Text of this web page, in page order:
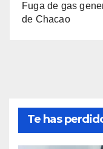
Fuga de gas
de Chacao
Te has